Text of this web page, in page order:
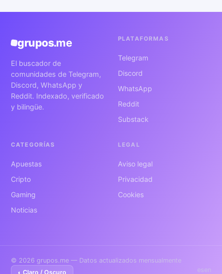
grupos.me
El buscador de
comunidades de Telegram,
Discord, WhatsApp y
Reddit. Indexado, verificado
y bilingüe.
PLATAFORMAS
Telegram
Discord
WhatsApp
Reddit
Substack
CATEGORÍAS
Apuestas
Cripto
Gaming
Noticias
LEGAL
Aviso legal
Privacidad
Cookies
© 2026 grupos.me — Datos actualizados mensualmente
◐ Claro / Oscuro
esen